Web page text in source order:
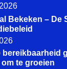
Bekeken – De
bereikbaarheid
te groeien